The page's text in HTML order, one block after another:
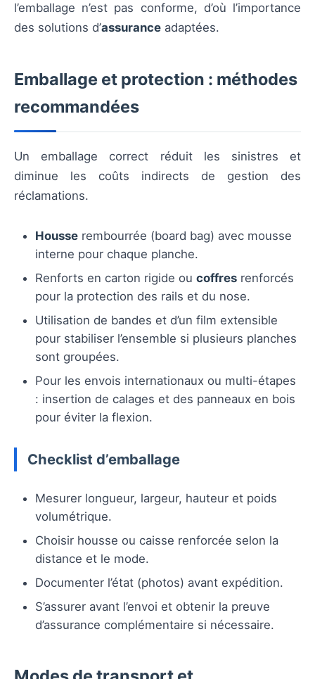
l’emballage n’est pas conforme, d’où l’importance
des solutions d’assurance adaptées.
Emballage et protection : méthodes
recommandées
Un emballage correct réduit les sinistres et
diminue les coûts indirects de gestion des
réclamations.
Housse rembourrée (board bag) avec mousse
interne pour chaque planche.
Renforts en carton rigide ou coffres renforcés
pour la protection des rails et du nose.
Utilisation de bandes et d’un film extensible
pour stabiliser l’ensemble si plusieurs planches
sont groupées.
Pour les envois internationaux ou multi-étapes
: insertion de calages et des panneaux en bois
pour éviter la flexion.
Checklist d’emballage
Mesurer longueur, largeur, hauteur et poids
volumétrique.
Choisir housse ou caisse renforcée selon la
distance et le mode.
Documenter l’état (photos) avant expédition.
S’assurer avant l’envoi et obtenir la preuve
d’assurance complémentaire si nécessaire.